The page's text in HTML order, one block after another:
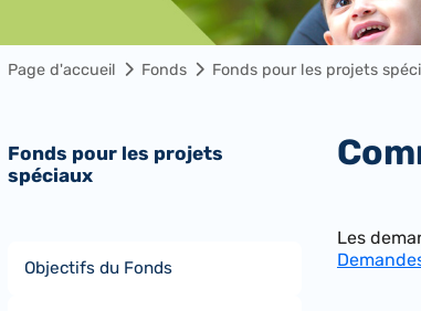
Page d'accueil Fonds Fonds pour les projets
Fonds pour les projets
spéciaux
Objectifs du Fonds
Les